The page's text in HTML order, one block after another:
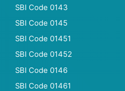
SBI Code 0143
SBI Code 0145
SBI Code 01451
SBI Code 01452
SBI Code 0146
SBI Code 01461